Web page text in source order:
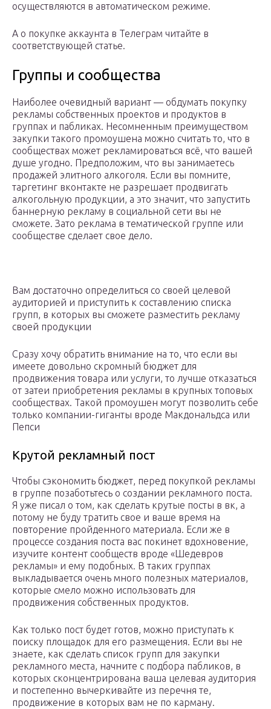
осуществляются в автоматическом режиме.
А о покупке аккаунта в Телеграм читайте в
соответствующей статье.
Группы и сообщества
Наиболее очевидный вариант — обдумать покупку
рекламы собственных проектов и продуктов в
группах и пабликах. Несомненным преимуществом
закупки такого промоушена можно считать то, что в
сообществах может рекламироваться всё, что вашей
душе угодно. Предположим, что вы занимаетесь
продажей элитного алкоголя. Если вы помните,
таргетинг вконтакте не разрешает продвигать
алкогольную продукции, а это значит, что запустить
баннерную рекламу в социальной сети вы не
сможете. Зато реклама в тематической группе или
сообществе сделает свое дело.
Вам достаточно определиться со своей целевой
аудиторией и приступить к составлению списка
групп, в которых вы сможете разместить рекламу
своей продукции
Сразу хочу обратить внимание на то, что если вы
имеете довольно скромный бюджет для
продвижения товара или услуги, то лучше отказаться
от затеи приобретения рекламы в крупных топовых
сообществах. Такой промоушен могут позволить себе
только компании-гиганты вроде Макдональдса или
Пепси
Крутой рекламный пост
Чтобы сэкономить бюджет, перед покупкой рекламы
в группе позаботьтесь о создании рекламного поста.
Я уже писал о том, как сделать крутые посты в вк, а
потому не буду тратить свое и ваше время на
повторение пройденного материала. Если же в
процессе создания поста вас покинет вдохновение,
изучите контент сообществ вроде «Шедевров
рекламы» и ему подобных. В таких группах
выкладывается очень много полезных материалов,
которые смело можно использовать для
продвижения собственных продуктов.
Как только пост будет готов, можно приступать к
поиску площадок для его размещения. Если вы не
знаете, как сделать список групп для закупки
рекламного места, начните с подбора пабликов, в
которых сконцентрирована ваша целевая аудитория
и постепенно вычеркивайте из перечня те,
продвижение в которых вам не по карману.